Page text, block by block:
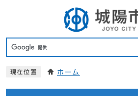
現在位置 ホーム